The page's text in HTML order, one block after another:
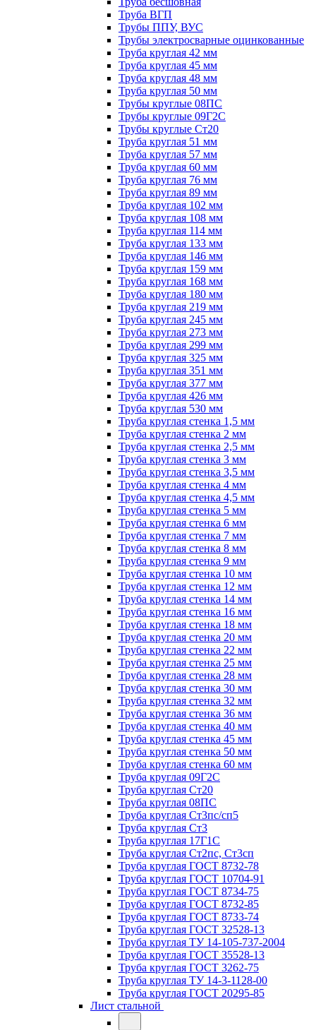
Труба ВГП
Трубы ППУ, ВУС
Трубы электросварные оцинкованные
Труба круглая 42 мм
Труба круглая 45 мм
Труба круглая 48 мм
Труба круглая 50 мм
Трубы круглые 08ПС
Трубы круглые 09Г2С
Трубы круглые Ст20
Труба круглая 51 мм
Труба круглая 57 мм
Труба круглая 60 мм
Труба круглая 76 мм
Труба круглая 89 мм
Труба круглая 102 мм
Труба круглая 108 мм
Труба круглая 114 мм
Труба круглая 133 мм
Труба круглая 146 мм
Труба круглая 159 мм
Труба круглая 168 мм
Труба круглая 180 мм
Труба круглая 219 мм
Труба круглая 245 мм
Труба круглая 273 мм
Труба круглая 299 мм
Труба круглая 325 мм
Труба круглая 351 мм
Труба круглая 377 мм
Труба круглая 426 мм
Труба круглая 530 мм
Труба круглая стенка 1,5 мм
Труба круглая стенка 2 мм
Труба круглая стенка 2,5 мм
Труба круглая стенка 3 мм
Труба круглая стенка 3,5 мм
Труба круглая стенка 4 мм
Труба круглая стенка 4,5 мм
Труба круглая стенка 5 мм
Труба круглая стенка 6 мм
Труба круглая стенка 7 мм
Труба круглая стенка 8 мм
Труба круглая стенка 9 мм
Труба круглая стенка 10 мм
Труба круглая стенка 12 мм
Труба круглая стенка 14 мм
Труба круглая стенка 16 мм
Труба круглая стенка 18 мм
Труба круглая стенка 20 мм
Труба круглая стенка 22 мм
Труба круглая стенка 25 мм
Труба круглая стенка 28 мм
Труба круглая стенка 30 мм
Труба круглая стенка 32 мм
Труба круглая стенка 36 мм
Труба круглая стенка 40 мм
Труба круглая стенка 45 мм
Труба круглая стенка 50 мм
Труба круглая стенка 60 мм
Труба круглая 09Г2С
Труба круглая Ст20
Труба круглая 08ПС
Труба круглая Ст3пс/сп5
Труба круглая Ст3
Труба круглая 17Г1С
Труба круглая Ст2пс, Ст3сп
Труба круглая ГОСТ 8732-78
Труба круглая ГОСТ 10704-91
Труба круглая ГОСТ 8734-75
Труба круглая ГОСТ 8732-85
Труба круглая ГОСТ 8733-74
Труба круглая ГОСТ 32528-13
Труба круглая ТУ 14-105-737-2004
Труба круглая ГОСТ 35528-13
Труба круглая ГОСТ 3262-75
Труба круглая ТУ 14-3-1128-00
Труба круглая ГОСТ 20295-85
Лист стальной